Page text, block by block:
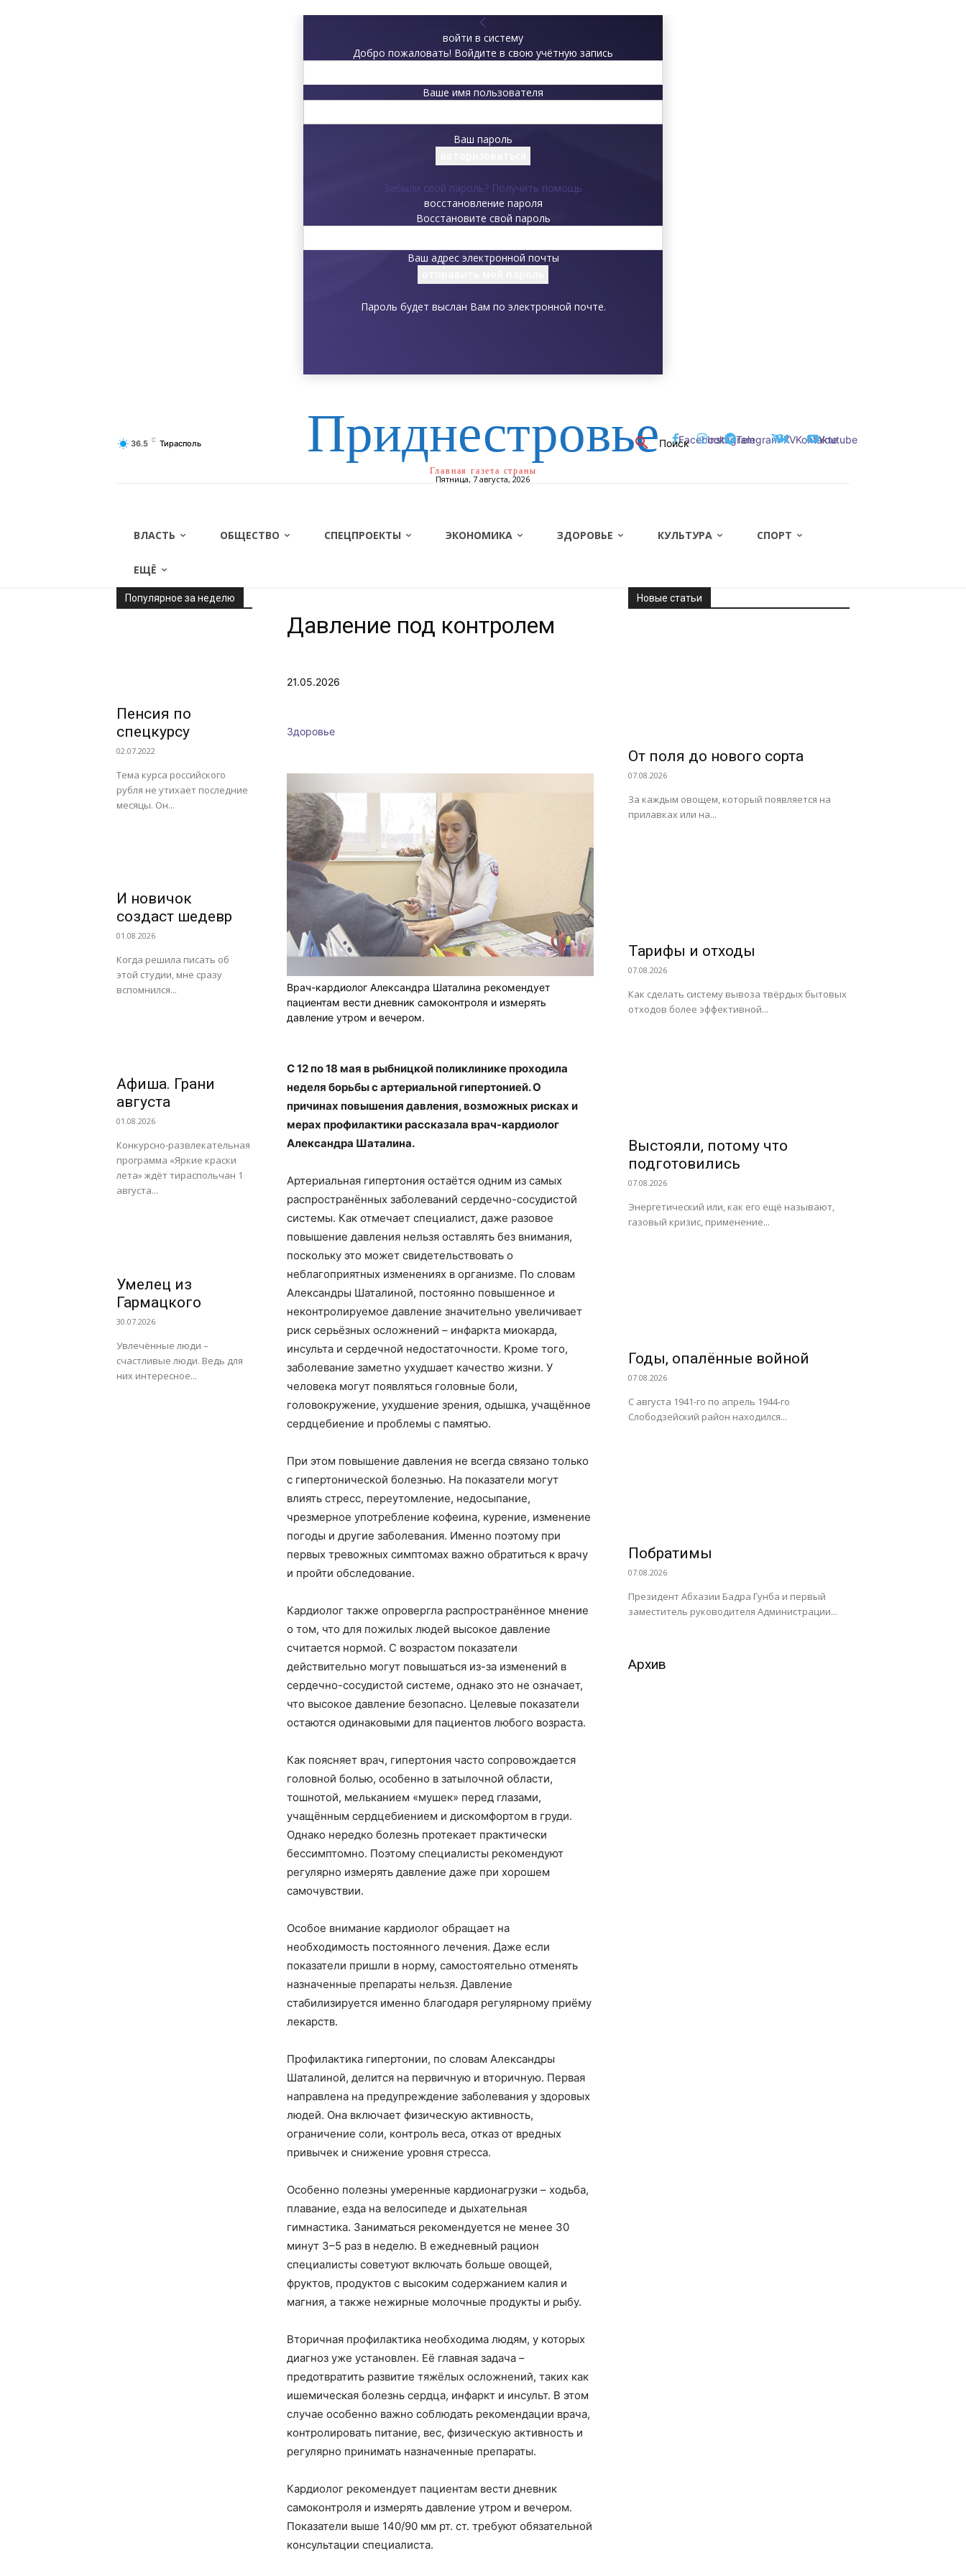
войти в систему
Добро пожаловать! Войдите в свою учётную запись
Ваше имя пользователя
Ваш пароль
Забыли свой пароль? Получить помощь
восстановление пароля
Восстановите свой пароль
Ваш адрес электронной почты
Пароль будет выслан Вам по электронной почте.
36.5 C Тирасполь Приднестровье
Главная газета страны
Пятница, 7 августа, 2026
FacebookInstagramTelegram XVKontakteYoutube
Поиск
ВЛАСТЬ ОБЩЕСТВО СПЕЦПРОЕКТЫ ЭКОНОМИКА ЗДОРОВЬЕ КУЛЬТУРА СПОРТ
ЕЩЁ
Популярное за неделю
Пенсия по
спецкурсу
02.07.2022
Тема курса российского
рубля не утихает последние
месяцы. Он...
И новичок
создаст шедевр
01.08.2026
Когда решила писать об
этой студии, мне сразу
вспомнился...
Афиша. Грани
августа
01.08.2026
Конкурсно-развлекательная
программа «Яркие краски
лета» ждёт тираспольчан 1
августа...
Умелец из
Гармацкого
30.07.2026
Увлечённые люди –
счастливые люди. Ведь для
них интересное...
Давление под контролем
21.05.2026
Здоровье
Врач-кардиолог Александра Шаталина рекомендует
пациентам вести дневник самоконтроля и измерять
давление утром и вечером.
С 12 по 18 мая в рыбницкой поликлинике проходила
неделя борьбы с артериальной гипертонией. О
причинах повышения давления, возможных рисках и
мерах профилактики рассказала врач-кардиолог
Александра Шаталина.
Артериальная гипертония остаётся одним из самых
распространённых заболеваний сердечно-сосудистой
системы. Как отмечает специалист, даже разовое
повышение давления нельзя оставлять без внимания,
поскольку это может свидетельствовать о
неблагоприятных изменениях в организме. По словам
Александры Шаталиной, постоянно повышенное и
неконтролируемое давление значительно увеличивает
риск серьёзных осложнений – инфаркта миокарда,
инсульта и сердечной недостаточности. Кроме того,
заболевание заметно ухудшает качество жизни. У
человека могут появляться головные боли,
головокружение, ухудшение зрения, одышка, учащённое
сердцебиение и проблемы с памятью.
При этом повышение давления не всегда связано только
с гипертонической болезнью. На показатели могут
влиять стресс, переутомление, недосыпание,
чрезмерное употребление кофеина, курение, изменение
погоды и другие заболевания. Именно поэтому при
первых тревожных симптомах важно обратиться к врачу
и пройти обследование.
Кардиолог также опровергла распространённое мнение
о том, что для пожилых людей высокое давление
считается нормой. С возрастом показатели
действительно могут повышаться из-за изменений в
сердечно-сосудистой системе, однако это не означает,
что высокое давление безопасно. Целевые показатели
остаются одинаковыми для пациентов любого возраста.
Как поясняет врач, гипертония часто сопровождается
головной болью, особенно в затылочной области,
тошнотой, мельканием «мушек» перед глазами,
учащённым сердцебиением и дискомфортом в груди.
Однако нередко болезнь протекает практически
бессимптомно. Поэтому специалисты рекомендуют
регулярно измерять давление даже при хорошем
самочувствии.
Особое внимание кардиолог обращает на
необходимость постоянного лечения. Даже если
показатели пришли в норму, самостоятельно отменять
назначенные препараты нельзя. Давление
стабилизируется именно благодаря регулярному приёму
лекарств.
Профилактика гипертонии, по словам Александры
Шаталиной, делится на первичную и вторичную. Первая
направлена на предупреждение заболевания у здоровых
людей. Она включает физическую активность,
ограничение соли, контроль веса, отказ от вредных
привычек и снижение уровня стресса.
Особенно полезны умеренные кардионагрузки – ходьба,
плавание, езда на велосипеде и дыхательная
гимнастика. Заниматься рекомендуется не менее 30
минут 3–5 раз в неделю. В ежедневный рацион
специалисты советуют включать больше овощей,
фруктов, продуктов с высоким содержанием калия и
магния, а также нежирные молочные продукты и рыбу.
Вторичная профилактика необходима людям, у которых
диагноз уже установлен. Её главная задача –
предотвратить развитие тяжёлых осложнений, таких как
ишемическая болезнь сердца, инфаркт и инсульт. В этом
случае особенно важно соблюдать рекомендации врача,
контролировать питание, вес, физическую активность и
регулярно принимать назначенные препараты.
Кардиолог рекомендует пациентам вести дневник
самоконтроля и измерять давление утром и вечером.
Показатели выше 140/90 мм рт. ст. требуют обязательной
консультации специалиста.
Новые статьи
От поля до нового сорта
07.08.2026
За каждым овощем, который появляется на
прилавках или на...
Тарифы и отходы
07.08.2026
Как сделать систему вывоза твёрдых бытовых
отходов более эффективной...
Выстояли, потому что
подготовились
07.08.2026
Энергетический или, как его ещё называют,
газовый кризис, применение...
Годы, опалённые войной
07.08.2026
С августа 1941-го по апрель 1944-го
Слободзейский район находился...
Побратимы
07.08.2026
Президент Абхазии Бадра Гунба и первый
заместитель руководителя Администрации...
Архив